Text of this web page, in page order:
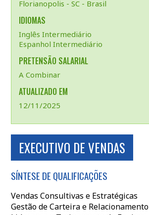
Florianopolis - SC - Brasil
IDIOMAS
Inglês Intermediário
Espanhol Intermediário
PRETENSÃO SALARIAL
A Combinar
ATUALIZADO EM
12/11/2025
EXECUTIVO DE VENDAS
SÍNTESE DE QUALIFICAÇÕES
Vendas Consultivas e Estratégicas
Gestão de Carteira e Relacionamento